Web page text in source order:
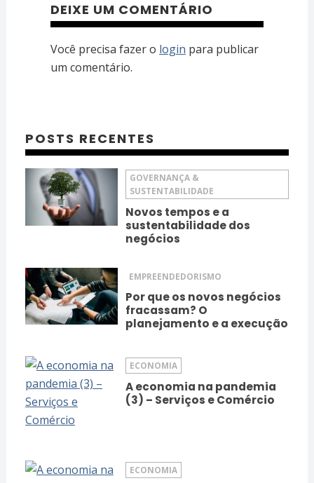
DEIXE UM COMENTÁRIO
Você precisa fazer o login para publicar
um comentário.
POSTS RECENTES
GOVERNANÇA &
SUSTENTABILIDADE
Novos tempos e a
sustentabilidade dos
negócios
EMPREENDEDORISMO
Por que os novos negócios
fracassam? O
planejamento e a execução
ECONOMIA
A economia na pandemia
(3) – Serviços e Comércio
ECONOMIA